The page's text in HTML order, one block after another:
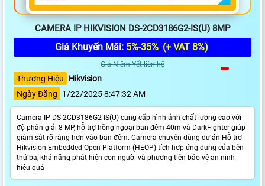
CAMERA IP HIKVISION DS-2CD3186G2-IS(U) 8MP
Giá Khuyến Mãi: 5%-35% (+ VAT 8%)
Giá Niêm Yết:liên hệ
Thương Hiệu
Hikvision
Ngày Đăng
1/22/2025 8:47:32 AM
Camera IP DS-2CD3186G2-IS(U) cung cấp hình ảnh chất lượng cao với
độ phân giải 8 MP, hỗ trợ hồng ngoại ban đêm 40m và DarkFighter giúp
giám sát rõ ràng hơn vào ban đêm. Camera chuyên dùng dự án Hỗ trợ
Hikvision Embedded Open Platform (HEOP) tích hợp ứng dụng của bên
thứ ba, khả năng phát hiện con người và phương tiện bảo vệ an ninh
hiệu quả